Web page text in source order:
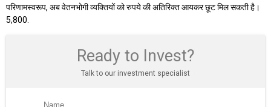
परिणामस्वरूप, अब वेतनभोगी व्यक्तियों को रुपये की अतिरिक्त आयकर छूट मिल सकती है।
5,800.
Ready to Invest?
Talk to our investment specialist